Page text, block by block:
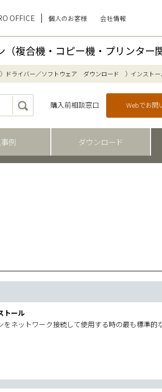
OFFICE 個人のお客様 会社情報
複合機・コピー機・プリンター
ドライバー／ソフトウェア ダウンロード インスト
購入前相談窓口 Webでお問
例 ダウンロード
トール
をネットワーク接続して使用する時の最も標準的